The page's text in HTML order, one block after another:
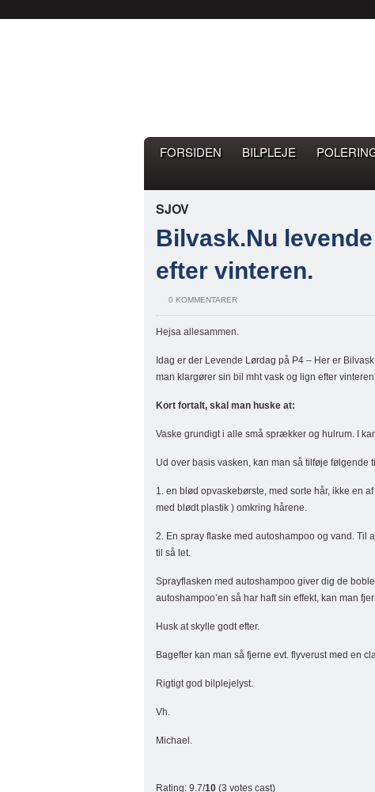
FORSIDEN BILPLEJE
SJOV
Bilvask.Nu
efter vinteren.
0 KOMMENTARER
Hejsa allesammen.
Idag er der Levende Lørdag på P4 – Her er
man klargører sin bil mht vask og lign efter
Kort fortalt, skal man huske at:
Vaske grundigt i alle små sprækker og hulrum. I
Ud over basis vasken, kan man så tilføje følgende
1. en blød opvaskebørste, med sorte hår, ikke en
med blødt plastik ) omkring hårene.
2. En spray flaske med autoshampoo og vand. Til
til så let.
Sprayflasken med autoshampoo giver dig de
autoshampoo’en så har haft sin effekt, kan man
Husk at skylle godt efter.
Bagefter kan man så fjerne evt. flyverust med en
Rigtigt god bilplejelyst.
Vh.
Michael.
Rating: 9.7/10 (3 votes cast)